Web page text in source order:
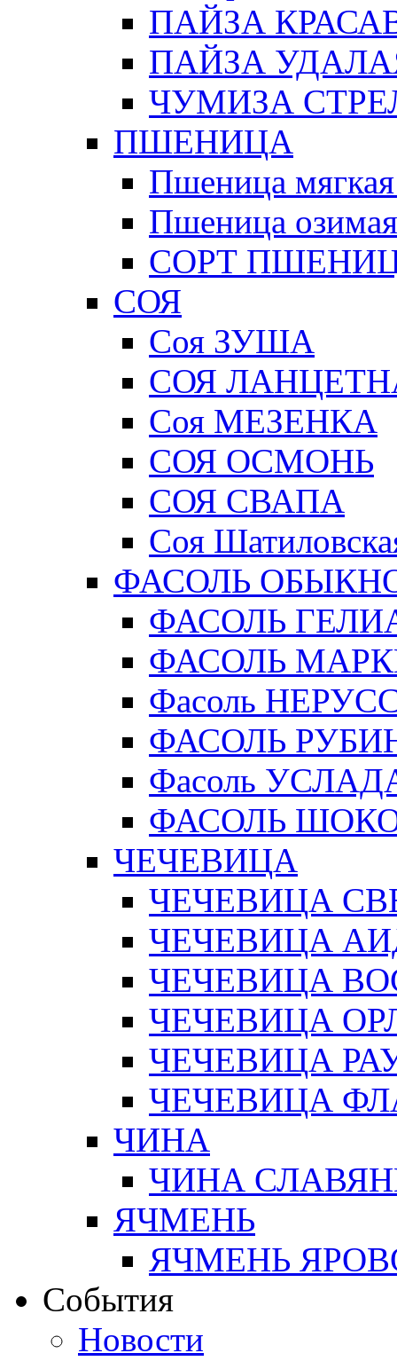
ПАЙЗА
ПАЙЗА
ЧУМИЗА
ПШЕНИЦА
Пшеница
Пшеница
СОРТ
СОЯ
Соя ЗУША
СОЯ
Соя МЕЗЕНКА
СОЯ ОСМОНЬ
СОЯ СВАПА
Соя
ФАСОЛЬ
ФАСОЛЬ
ФАСОЛЬ
Фасоль
ФАСОЛЬ
Фасоль
ФАСОЛЬ
ЧЕЧЕВИЦА
ЧЕЧЕВИЦА
ЧЕЧЕВИЦА
ЧЕЧЕВИЦА
ЧЕЧЕВИЦА
ЧЕЧЕВИЦА
ЧЕЧЕВИЦА
ЧИНА
ЧИНА
ЯЧМЕНЬ
ЯЧМЕНЬ
События
Новости